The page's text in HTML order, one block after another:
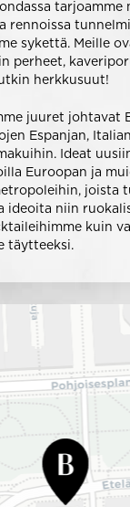
tarjoamme
rennoissa
sykettä. Meille
perheet,
herkkusuut!
juuret johtavat
Espanjan,
Ideat
Euroopan ja
joista
ideoita niin
kuin
täytteeksi.